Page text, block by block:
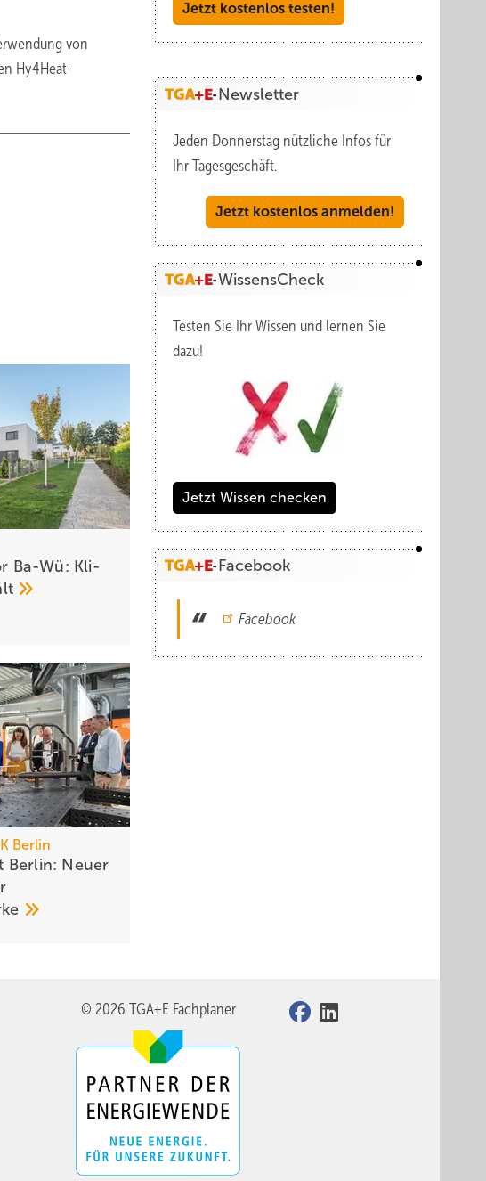
von
Hy4Heat-
Ba-Wü: Kli­
Berlin
Berlin: Neuer
Jetzt kostenlos testen!
Newsletter
Jeden Donnerstag nützliche Infos für
Ihr Tagesgeschäft.
Jetzt kostenlos anmelden!
WissensCheck
Testen Sie Ihr Wissen und lernen Sie
dazu!
Jetzt Wissen checken
Facebook
Facebook
© 2026 TGA+E Fachplaner